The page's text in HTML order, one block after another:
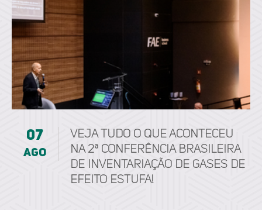
07
ago
Veja tudo o que aconteceu
na 2ª Conferência Brasileira
de Inventariação de Gases de
Efeito Estufa!